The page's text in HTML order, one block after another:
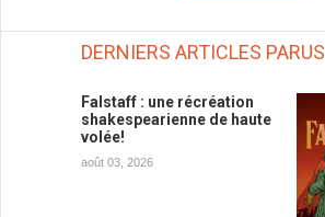
DERNIERS ARTICLES PARUS
Falstaff : une récréation
shakespearienne de haute
volée!
août 03, 2026